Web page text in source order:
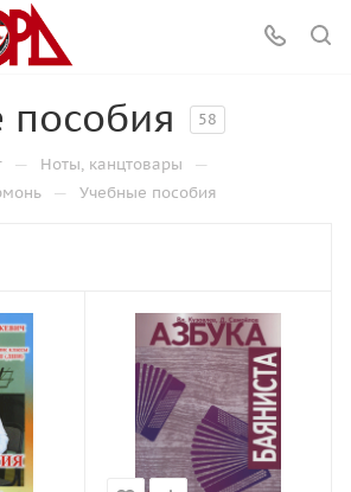
58
— Ноты, канцтовары —
— Учебные пособия